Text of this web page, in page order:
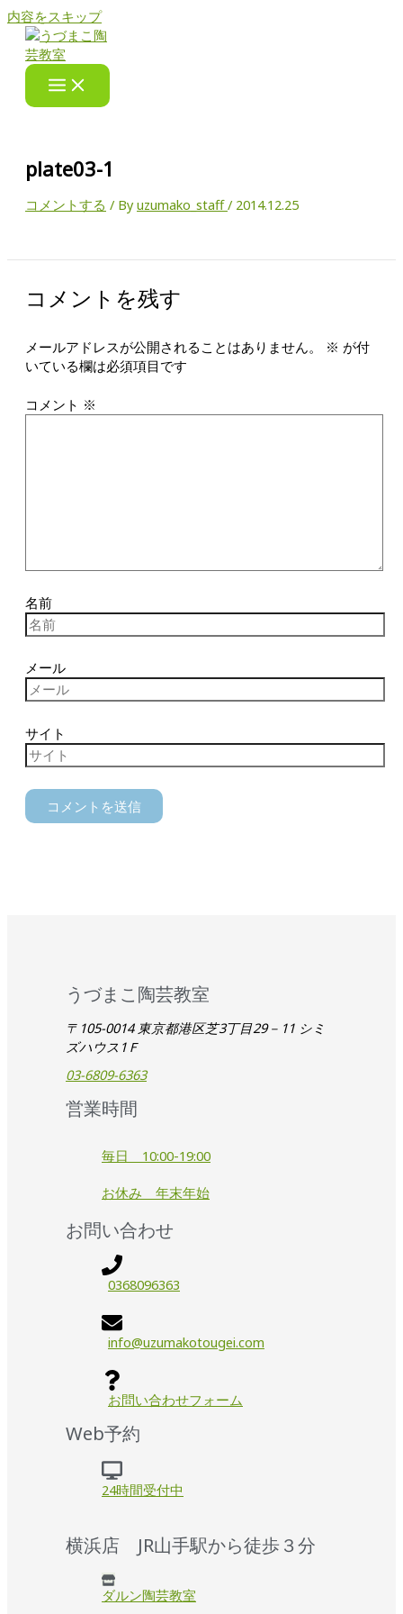
内容をスキップ
plate03-1
コメントする / Byuzumako_staff/ 2014.12.25
コメントを残す
メールアドレスが公開されることはありません。 ※ が付
いている欄は必須項目です
コメント ※
名前
メール
サイト
うづまこ陶芸教室
〒105-0014 東京都港区芝3丁目29－11 シミ
ズハウス1Ｆ
03-6809-6363
営業時間
毎日 10:00-19:00
お休み 年末年始
お問い合わせ
0368096363
info@uzumakotougei.com
お問い合わせフォーム
Web予約
24時間受付中
横浜店 JR山手駅から徒歩３分
ダルン陶芸教室